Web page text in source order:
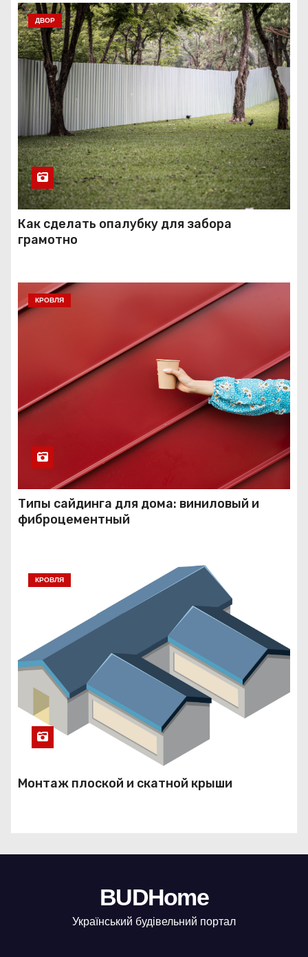
ДВОР
Как сделать опалубку для забора
грамотно
КРОВЛЯ
Типы сайдинга для дома: виниловый и
фиброцементный
КРОВЛЯ
Монтаж плоской и скатной крыши
BUDHome
Український будівельний портал